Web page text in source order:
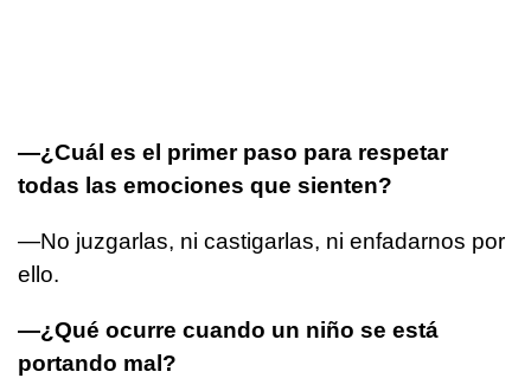
—¿Cuál es el primer paso para respetar
todas las emociones que sienten?
—No juzgarlas, ni castigarlas, ni enfadarnos por
ello.
—¿Qué ocurre cuando un niño se está
portando mal?